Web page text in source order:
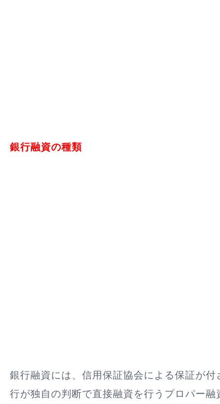
銀行融資の種類
銀行融資には、信用保証協会による保証が付
行が独自の判断で直接融資を行うプロパー融